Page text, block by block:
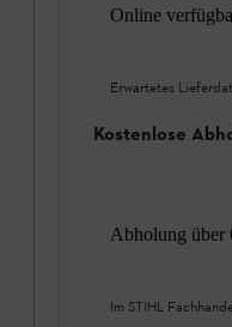
Online
Erwartetes
Kostenlose
Abholung über
Im STIHL